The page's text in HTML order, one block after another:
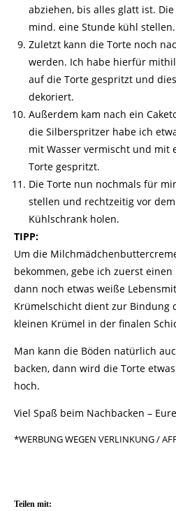
abziehen, bis alles glatt ist.
mind. eine Stunde kühl stellen.
Zuletzt kann die Torte noch
werden. Ich habe hierfür
auf die Torte gespritzt und
dekoriert.
Außerdem kam nach ein
die Silberspritzer habe ich
mit Wasser vermischt und mit
Torte gespritzt.
Die Torte nun nochmals für
stellen und rechtzeitig vor
Kühlschrank holen.
TIPP:
Um die
bekommen, gebe ich zuerst
dann noch etwas weiße
Krümelschicht dient zur Bindung
kleinen Krümel in der finalen
Man kann die Böden natürlich
backen, dann wird die Torte
hoch.
Viel Spaß beim Nachbacken –
*WERBUNG WEGEN VERLINKUNG /
Teilen mit: